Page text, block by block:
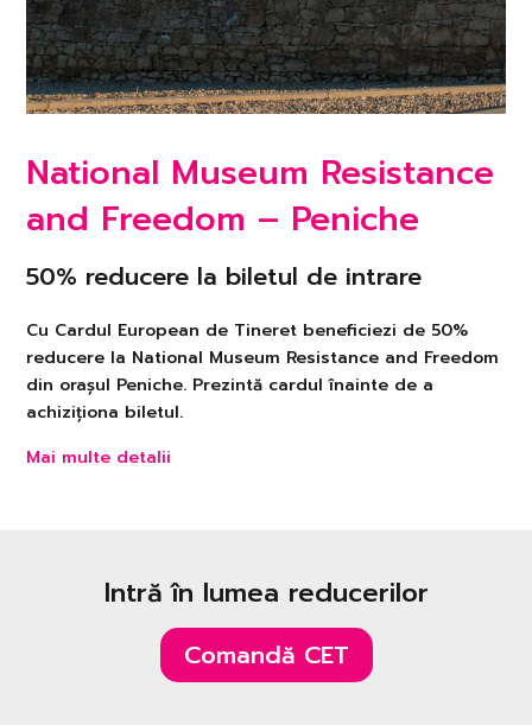
National Museum Resistance
and Freedom – Peniche
50% reducere la biletul de intrare
Cu Cardul European de Tineret beneficiezi de 50%
reducere la National Museum Resistance and Freedom
din orașul Peniche. Prezintă cardul înainte de a
achiziționa biletul.
Mai multe detalii
Intră în lumea reducerilor
Comandă CET